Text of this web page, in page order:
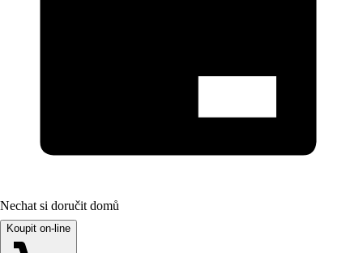
Nechat si doručit domů
Koupit on-line